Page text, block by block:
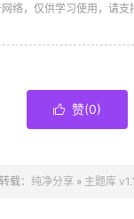
络，仅供学习使用，请支
 赞(0)
载： 纯净分享 » 主题库